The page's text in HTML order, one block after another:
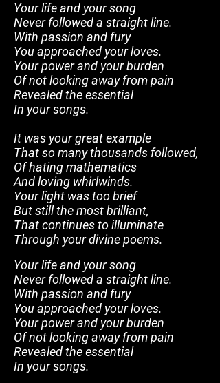
Your life and your song
Never followed a straight line.
With passion and fury
You approached your loves.
Your power and your burden
Of not looking away from pain
Revealed the essential
In your songs.
It was your great example
That so many thousands followed,
Of hating mathematics
And loving whirlwinds.
Your light was too brief
But still the most brilliant,
That continues to illuminate
Through your divine poems.
Your life and your song
Never followed a straight line.
With passion and fury
You approached your loves.
Your power and your burden
Of not looking away from pain
Revealed the essential
In your songs.